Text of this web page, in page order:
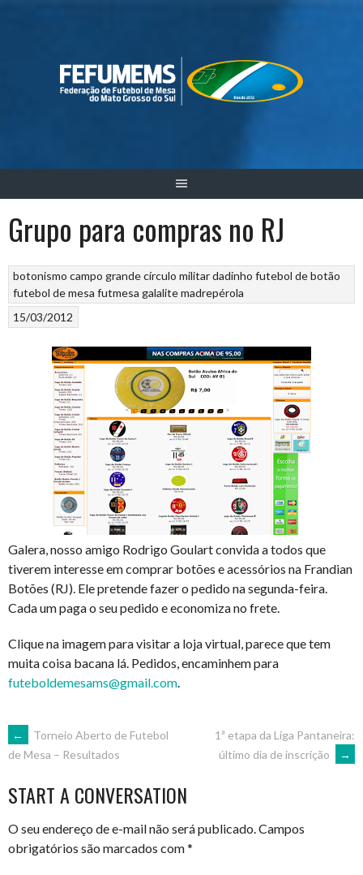
Grupo para compras no RJ
botonismo campo grandecírculo militardadinho futebol de botão
futebol de mesa futmesa galalitemadrepérola
15/03/2012
Galera, nosso amigo Rodrigo Goulart convida a todos que
tiverem interesse em comprar botões e acessórios na Frandian
Botões (RJ). Ele pretende fazer o pedido na segunda-feira.
Cada um paga o seu pedido e economiza no frete.
Clique na imagem para visitar a loja virtual, parece que tem
muita coisa bacana lá. Pedidos, encaminhem para
futeboldemesams@gmail.com
POST
NAVIGATION
←
Torneio Aberto de Futebol
de Mesa – Resultados
1ª etapa da Liga Pantaneira:
último dia de inscrição
→
START A CONVERSATION
O seu endereço de e-mail não será publicado.Campos
obrigatórios são marcados com*